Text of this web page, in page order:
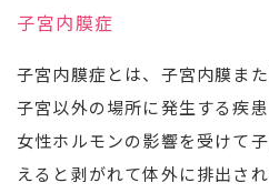
子宮内膜症
子宮内膜症とは、子宮内膜ま
子宮以外の場所に発生する疾
女性ホルモンの影響を受けて
えると剥がれて体外に排出され